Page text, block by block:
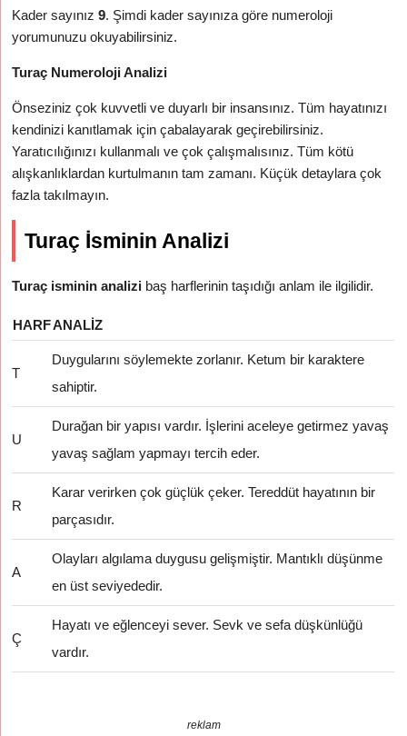
Kader sayınız9. Şimdi kader sayınıza göre numeroloji
yorumunuzu okuyabilirsiniz.
Turaç Numeroloji Analizi
Önseziniz çok kuvvetli ve duyarlı bir insansınız. Tüm hayatınızı
kendinizi kanıtlamak için çabalayarak geçirebilirsiniz.
Yaratıcılığınızı kullanmalı ve çok çalışmalısınız. Tüm kötü
alışkanlıklardan kurtulmanın tam zamanı. Küçük detaylara çok
fazla takılmayın.
Turaç İsminin Analizi
Turaç isminin analizi baş harflerinin taşıdığı anlam ile ilgilidir.
HARFANALIZ
T
Duygularını söylemekte zorlanır. Ketum bir karaktere
sahiptir.
U
Durağan bir yapısı vardır. İşlerini aceleye getirmez yavaş
yavaş sağlam yapmayı tercih eder.
R
Karar verirken çok güçlük çeker. Tereddüt hayatının bir
parçasıdır.
A
Olayları algılama duygusu gelişmiştir. Mantıklı düşünme
en üst seviyededir.
Ç
Hayatı ve eğlenceyi sever. Sevk ve sefa düşkünlüğü
vardır.
reklam